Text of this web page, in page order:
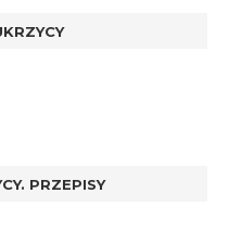
PRZEPISY